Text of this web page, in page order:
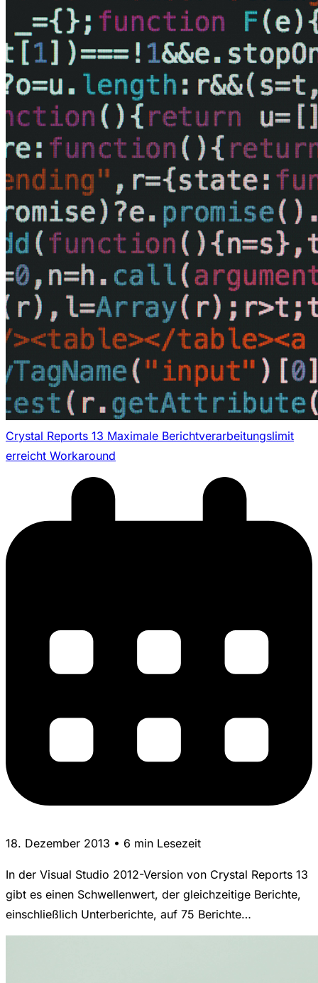
Crystal Reports 13 Maximale Berichtverarbeitungslimit
erreicht Workaround
18. Dezember 2013 • 6 min Lesezeit
In der Visual Studio 2012-Version von Crystal Reports 13
gibt es einen Schwellenwert, der gleichzeitige Berichte,
einschließlich Unterberichte, auf 75 Berichte…